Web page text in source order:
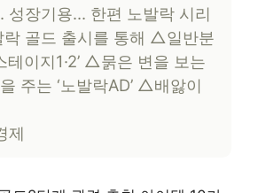
성장기용… 한편 노발락 시리
락 골드 출시를 통해 △일반분
테이지1·2’ △묽은 변을 보는
주는 ‘노발락AD’ △배앓이
제